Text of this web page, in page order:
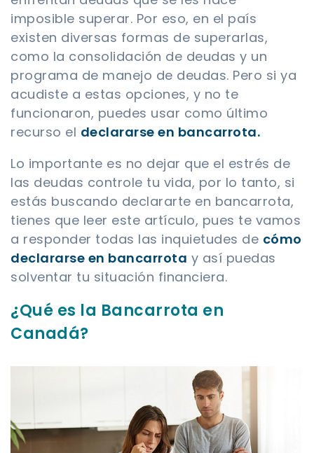
imposible superar. Por eso, en el país
existen diversas formas de superarlas,
como la consolidación de deudas y un
programa de manejo de deudas. Pero si ya
acudiste a estas opciones, y no te
funcionaron, puedes usar como último
recurso el declararse en bancarrota.
Lo importante es no dejar que el estrés de
las deudas controle tu vida, por lo tanto, si
estás buscando declararte en bancarrota,
tienes que leer este artículo, pues te vamos
a responder todas las inquietudes de cómo
declararse en bancarrota y así puedas
solventar tu situación financiera.
¿Qué es la Bancarrota en
Canadá?